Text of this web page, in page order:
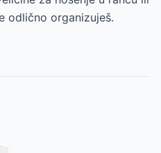
odlično organizuješ.